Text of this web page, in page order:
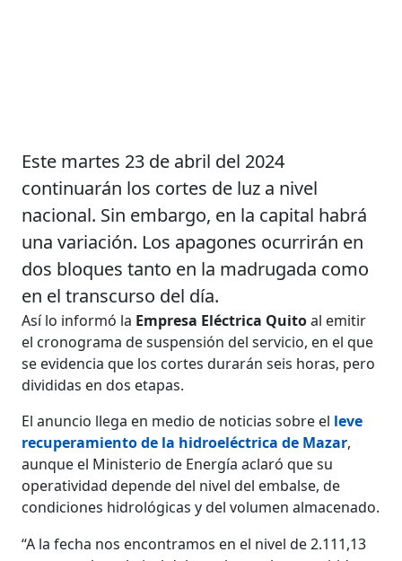
Este martes 23 de abril del 2024
continuarán los cortes de luz a nivel
nacional. Sin embargo, en la capital habrá
una variación. Los apagones ocurrirán en
dos bloques tanto en la madrugada como
en el transcurso del día.
Así lo informó la Empresa Eléctrica Quitoal emitir
el cronograma de suspensión del servicio, en el que
se evidencia que los cortes durarán seis horas, pero
divididas en dos etapas.
El anuncio llega en medio de noticias sobre el leve
recuperamiento de la hidroeléctrica de Mazar,
aunque el Ministerio de Energía aclaró que su
operatividad depende del nivel del embalse, de
condiciones hidrológicas y del volumen almacenado.
“A la fecha nos encontramos en el nivel de 2.111,13